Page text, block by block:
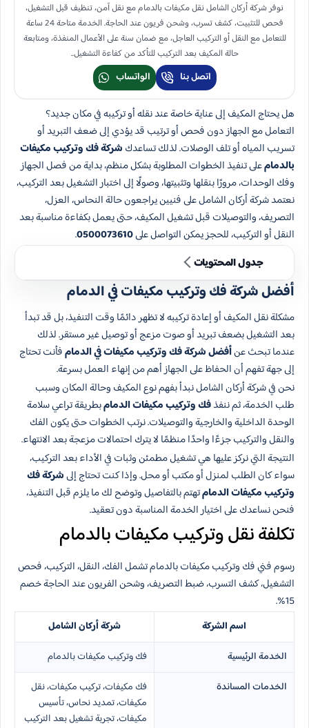
نوفر شركة أركان الشامل نقل مكيفات بالدمام مع نقل آمن، تنظيف قبل التشغيل،
فحص للتثبيت، كشف تسرب، وشحن فريون عند الحاجة. الخدمة متاحة 24 ساعة
للتعامل مع النقل أو التركيب العاجل، مع ضمان سنة على الأعمال المنفذة، ومتابعة
حالة المكيف بعد التركيب للتأكد من كفاءة التشغيل..
اتصل بنا الواتساب
هل يحتاج المكيف إلى عناية خاصة عند نقله أو تركيبه في مكان جديد؟
التعامل مع الجهاز دون فحص أو ترتيب قد يؤدي إلى ضعف التبريد أو
تسريب المياه أو تلف الوصلات. لذلك تساعدك شركة فك وتركيب مكيفات
بالدمامعلى تنفيذ الخطوات المطلوبة بشكل منظم، بداية من فصل الجهاز
وفك الوحدات، مرورًا بنقلها وتثبيتها، وصولًا إلى اختبار التشغيل بعد التركيب،
نعتمد شركة أركان الشامل على فنيين يراجعون حالة النحاس، العزل،
التصريف، والتوصيلات قبل تشغيل المكيف، حتى يعمل بكفاءة مناسبة بعد
النقل أو التركيب، للحجز يمكن التواصل على0500073610
.
جدول المحتويات
أفضل شركة فك وتركيب مكيفات في الدمام
مشكلة نقل المكيف أو إعادة تركيبه لا تظهر دائمًا وقت التنفيذ، بل قد تبدأ
بعد التشغيل بضعف تبريد أو صوت مزعج أو توصيل غير مستقر. لذلك
عندما تبحث عنأفضل شركة فك وتركيب مكيفات في الدمامفأنت تحتاج
إلى جهة تفهم أن الحفاظ على الجهاز أهم من إنهاء العمل بسرعة.
نحن في شركة أركان الشامل نبدأ بفهم نوع المكيف وحالة المكان وسبب
طلب الخدمة، ثم ننفذفك وتركيب مكيفات الدمامبطريقة تراعي سلامة
الوحدة الداخلية والخارجية والتوصيلات. نرتب الخطوات حتى يكون الفك
والنقل والتركيب جزءًا واحدًا منظمًا لا يترك احتمالات مزعجة بعد الانتهاء.
النتيجة التي نركز عليها هي تشغيل مطمئن وثبات في الأداء بعد التركيب،
سواء كان الطلب لمنزل أو مكتب أو محل. وإذا كنت تحتاج إلىشركة فك
وتركيب مكيفات الدمامتهتم بالتفاصيل وتوضح لك ما يلزم قبل التنفيذ،
فنحن نساعدك على اختيار الخدمة المناسبة دون تعقيد.
تكلفة نقل وتركيب مكيفات بالدمام
رسوم فني فك وتركيب مكيفات بالدمام تشمل الفك، النقل، التركيب، فحص
التشغيل، كشف التسرب، ضبط التصريف، وشحن الفريون عند الحاجة خصم
15%.
اسم الشركة
شركة أركان الشامل
الخدمة الرئيسية
فك وتركيب مكيفات بالدمام
الخدمات المساندة
فك مكيفات، تركيب مكيفات، نقل
مكيفات، تمديد نحاس، تأسيس
مكيفات، تجربة تشغيل بعد التركيب